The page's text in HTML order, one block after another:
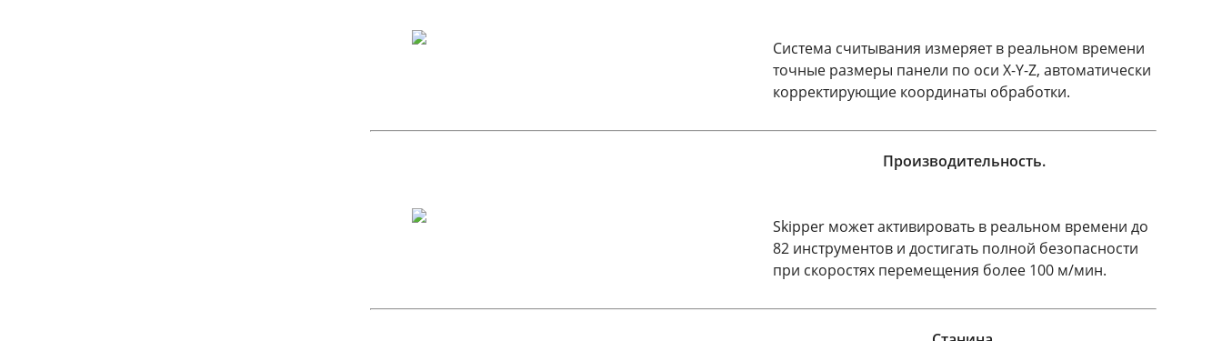
Система считывания измеряет в реальном времени
точные размеры панели по оси X-Y-Z, автоматически
корректирующие координаты обработки.
Производительность.
Skipper может активировать в реальном времени до
82 инструментов и достигать полной безопасности
при скоростях перемещения более 100 м/мин.